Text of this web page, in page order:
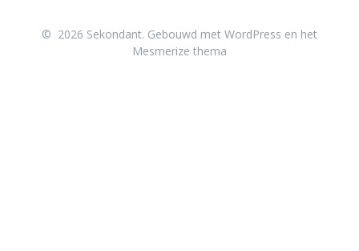
© 2026 Sekondant. Gebouwd met WordPress en het
Mesmerize thema